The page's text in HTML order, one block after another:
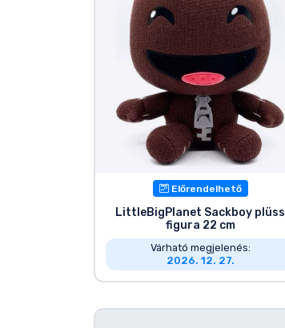
Előrendelhető
LittleBigPlanet Sackboy plüss
figura 22 cm
Várható megjelenés:
2026. 12. 27.
Szállítás és fizetés
Sorozatos cuccok
Filmes cuccok
Gamer cuccok
Sportos cuccok